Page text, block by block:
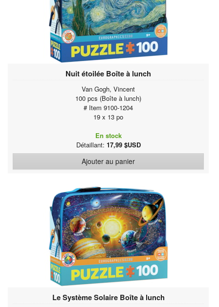
Nuit étoilée Boîte à lunch
Van Gogh, Vincent
100 pcs (Boîte à lunch)
# Item 9100-1204
19 x 13 po
En stock
Détaillant: 17,99 $USD
Ajouter au panier
Le Système Solaire Boîte à lunch